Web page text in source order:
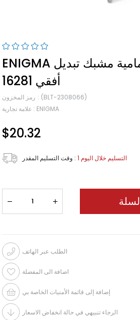
ENIGMA مشبك قاعدة أمامية مشبك تبديل
أفقي 16281
رمز المخزون
(BLT-2308066)
علامة تجارية : ENIGMA
$20.32
وقت التسليم المقدر : 1 التسليم خلال اليوم
الطلب عبر الهاتف
اضافة الى المفضلة
إضافة إلى قائمة الأمنيات الخاصة بي
الرجاء تنبيهي في حالة انخفاض الاسعار